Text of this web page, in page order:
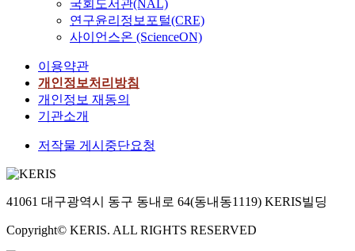
국회도서관(NAL)
연구윤리정보포털(CRE)
사이언스온 (ScienceON)
이용약관
개인정보처리방침
개인정보 재동의
기관소개
저작물 게시중단요청
41061 대구광역시 동구 동내로 64(동내동1119) KERIS빌딩
Copyright© KERIS. ALL RIGHTS RESERVED